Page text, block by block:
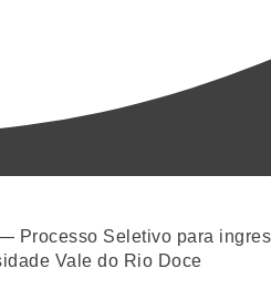
Processo Seletivo para
Vale do Rio Doce